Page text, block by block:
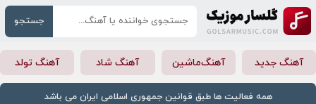
جستجو
آهنگ جدید آهنگ‌ماشین آهنگ شاد آهنگ تولد
همه فعالیت ها طبق قوانین جمهوری اسلامی ایران می باشد